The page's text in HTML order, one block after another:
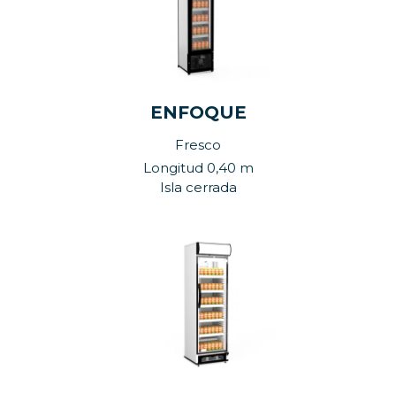
ENFOQUE
Fresco
Longitud 0,40 m
Isla cerrada